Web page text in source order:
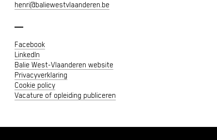
henri@baliewestvlaanderen.be
Facebook
LinkedIn
Balie West-Vlaanderen website
Privacyverklaring
Cookie policy
Vacature of opleiding publiceren